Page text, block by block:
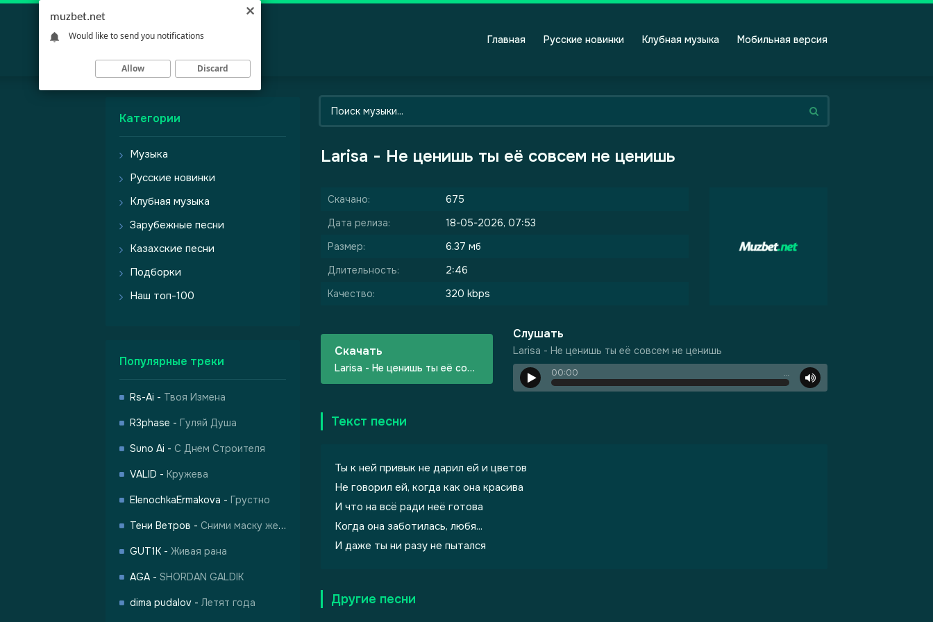
Главная Русские новинки Клубная музыка Мобильная версия
Категории
Музыка
Русские новинки
Клубная музыка
Зарубежные песни
Казахские песни
Подборки
Наш топ-100
Популярные треки
Rs-Ai - Твоя Измена
R3phase - Гуляй Душа
Suno Ai - С Днем Строителя
VALID - Кружева
ElenochkaErmakova - Грустно
Тени Ветров - Сними маску жертвы
GUT1K - Живая рана
AGA - SHORDAN GALDIK
dima pudalov - Летят года
Larisa - Не ценишь ты её совсем не ценишь
Скачано:
675
Дата релиза:
18-05-2026, 07:53
Размер:
6.37 мб
Длительность:
2:46
Качество:
320 kbps
Скачать
Larisa - Не ценишь ты её совсем не ценишь
Слушать
Larisa - Не ценишь ты её совсем не ценишь
00:00 …
Текст песни
Ты к ней привык не дарил ей и цветов
Не говорил ей, когда как она красива
И что на всё ради неё готова
Когда она заботилась, любя...
И даже ты ни разу не пытался
Другие песни
muzbet.net
Would like to send you notifications
Allow Discard